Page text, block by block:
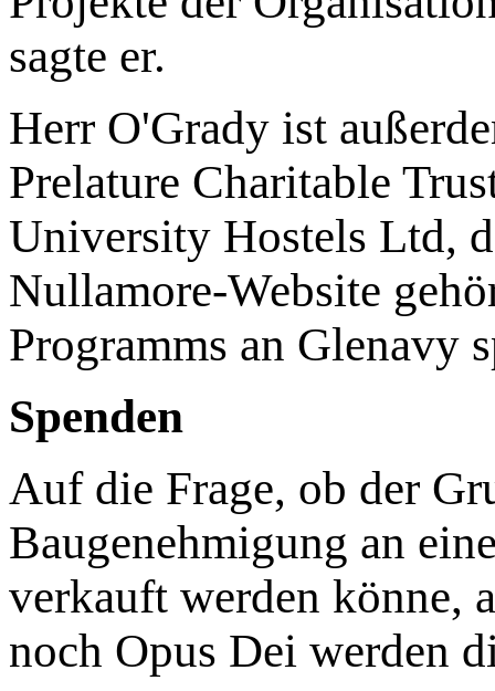
sagte er.
Herr O'Grady ist
Prelature Charitable
University Hostels Ltd,
Nullamore-Website
Programms an Glenavy
Spenden
Auf die Frage, ob der
Baugenehmigung an
verkauft werden könne,
noch Opus Dei werden